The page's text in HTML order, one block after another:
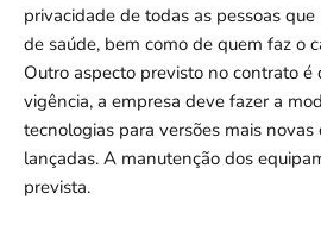
privacidade de todas as pessoas
de saúde, bem como de quem faz o
Outro aspecto previsto no contrato é
vigência, a empresa deve fazer a
tecnologias para versões mais
lançadas. A manutenção dos
prevista.